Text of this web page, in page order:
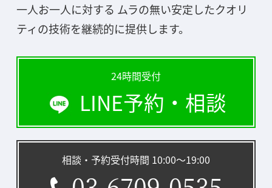
一人お一人に対する ムラの無い安定したクオリ
ティの技術を継続的に提供します。
相談・予約受付時間 10:00〜19:00
24時間受付
LINE予約・相談